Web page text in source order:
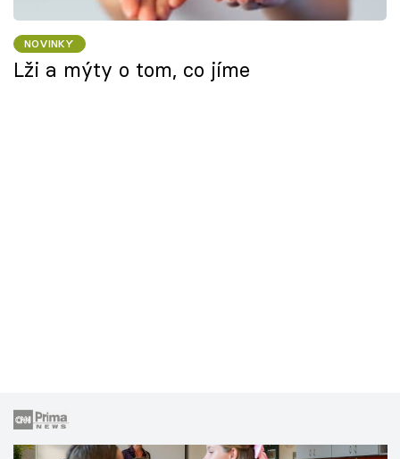
NOVINKY
Lži a mýty o tom, co jíme